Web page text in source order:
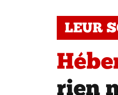
LEUR
rien